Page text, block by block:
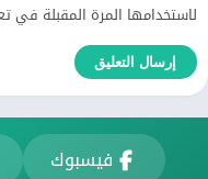
لاستخدامها المرة المقبلة في
فيسبوك